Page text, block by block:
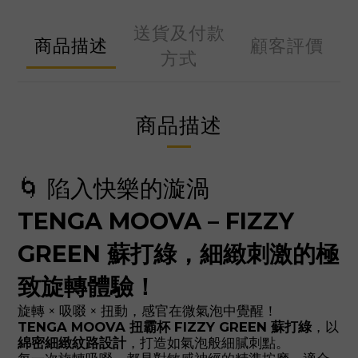
商品描述
送貨及付款
方式
顧客評價
商品描述
🌀 陷入快樂的漩渦
TENGA MOOVA – FIZZY
GREEN 蘇打綠，細緻刺激的極
致旋轉體驗！
旋轉 × 吸啜 × 扭動，感官在微氣泡中覺醒！
TENGA MOOVA 扭霸杯 FIZZY GREEN 蘇打綠 ，以
綿密細緻紋路設計 ，打造如氣泡般細膩刺點。